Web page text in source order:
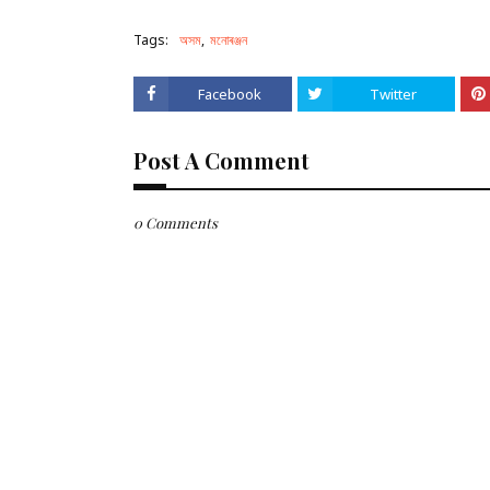
Tags: অসম মনোৰঞ্জন
Facebook Twitter
Post A Comment
0 Comments